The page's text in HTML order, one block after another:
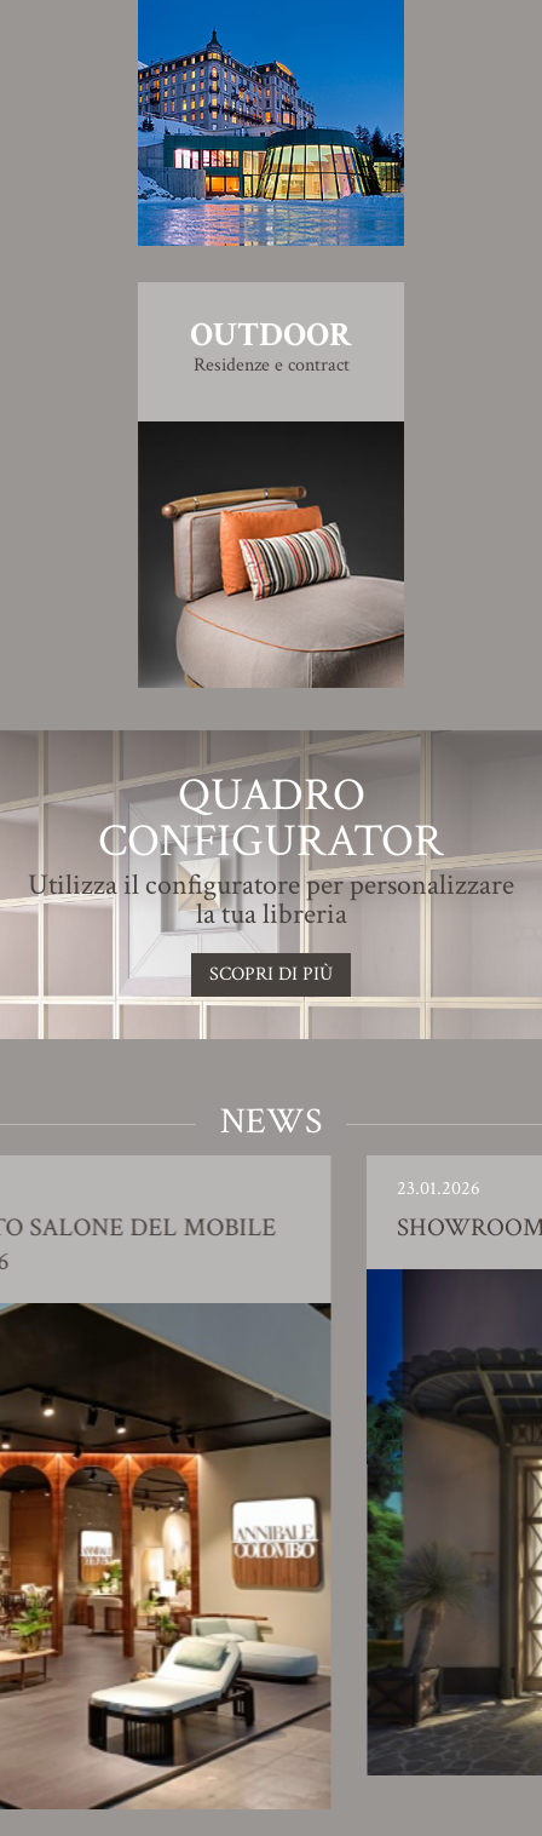
OUTDOOR
Residenze e contract
QUADRO
CONFIGURATOR
Utilizza il configuratore per personalizzare
la tua libreria
SCOPRI DI PIÙ
NEWS
SHOWROOM AZIENDALE